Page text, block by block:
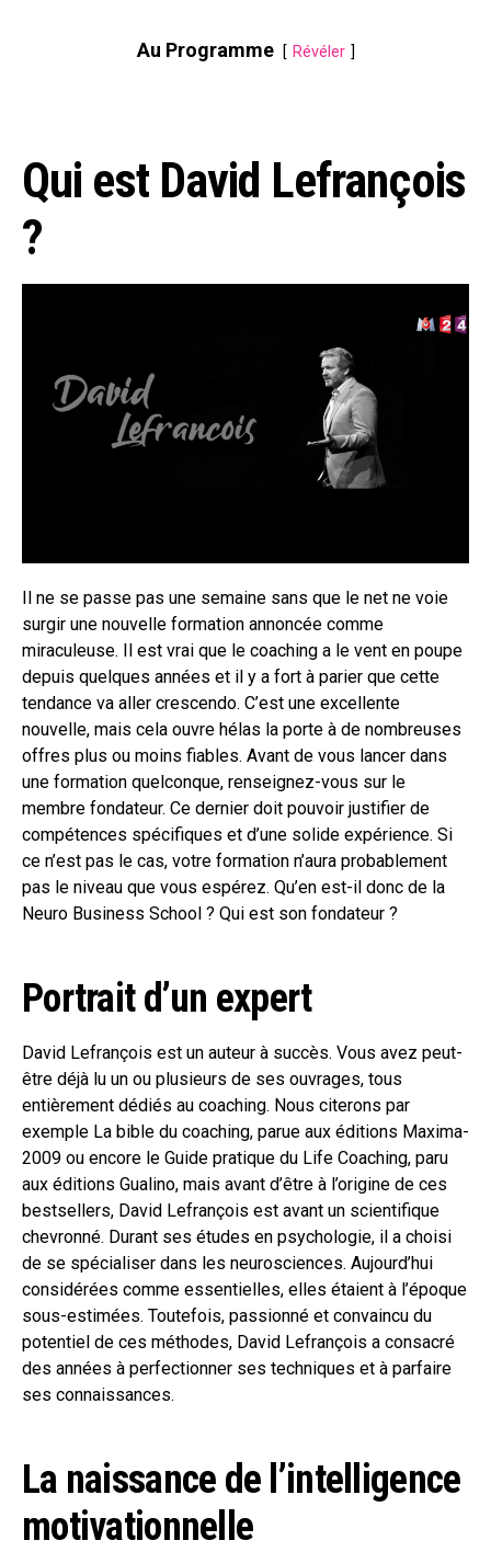
Au Programme Révéler
Qui est David Lefrançois
?
Il ne se passe pas une semaine sans que le net ne voie
surgir une nouvelle formation annoncée comme
miraculeuse. Il est vrai que le coaching a le vent en poupe
depuis quelques années et il y a fort à parier que cette
tendance va aller crescendo. C’est une excellente
nouvelle, mais cela ouvre hélas la porte à de nombreuses
offres plus ou moins fiables. Avant de vous lancer dans
une formation quelconque, renseignez-vous sur le
membre fondateur. Ce dernier doit pouvoir justifier de
compétences spécifiques et d’une solide expérience. Si
ce n’est pas le cas, votre formation n’aura probablement
pas le niveau que vous espérez. Qu’en est-il donc de la
Neuro Business School ? Qui est son fondateur ?
Portrait d’un expert
David Lefrançois est un auteur à succès. Vous avez peut-
être déjà lu un ou plusieurs de ses ouvrages, tous
entièrement dédiés au coaching. Nous citerons par
exemple La bible du coaching, parue aux éditions Maxima-
2009 ou encore le Guide pratique du Life Coaching, paru
aux éditions Gualino, mais avant d’être à l’origine de ces
bestsellers, David Lefrançois est avant un scientifique
chevronné. Durant ses études en psychologie, il a choisi
de se spécialiser dans les neurosciences. Aujourd’hui
considérées comme essentielles, elles étaient à l’époque
sous-estimées. Toutefois, passionné et convaincu du
potentiel de ces méthodes, David Lefrançois a consacré
des années à perfectionner ses techniques et à parfaire
ses connaissances.
La naissance de l’intelligence
motivationnelle